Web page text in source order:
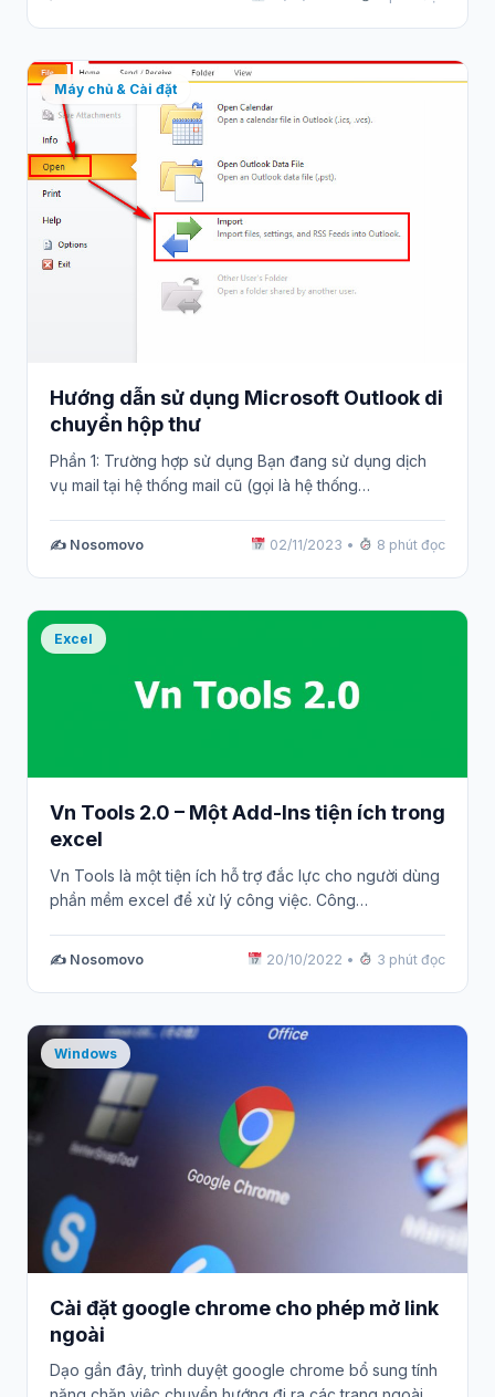
Máy chủ & Cài đặt
Hướng dẫn sử dụng Microsoft Outlook di
chuyển hộp thư
Phần 1: Trường hợp sử dụng Bạn đang sử dụng dịch
vụ mail tại hệ thống mail cũ (gọi là hệ thống…
✍️ Nosomovo 02/11/2023 • 8 phút đọc
Excel
Vn Tools 2.0 – Một Add-Ins tiện ích trong
excel
Vn Tools là một tiện ích hỗ trợ đắc lực cho người dùng
phần mềm excel để xử lý công việc. Công…
✍️ Nosomovo 20/10/2022 • 3 phút đọc
Windows
Cài đặt google chrome cho phép mở link
ngoài
Dạo gần đây, trình duyệt google chrome bổ sung tính